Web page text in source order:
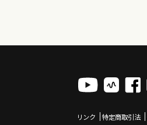
リンク 特定商取引法